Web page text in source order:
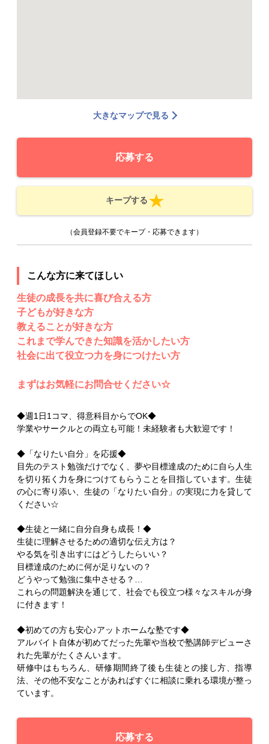
大きなマップで見る
応募する
キープする
（会員登録不要でキープ・応募できます）
こんな方に来てほしい
生徒の成長を共に喜び合える方
子どもが好きな方
教えることが好きな方
これまで学んできた知識を活かしたい方
社会に出て役立つ力を身につけたい方
まずはお気軽にお問合せください☆
◆週1日1コマ、得意科目からでOK◆
学業やサークルとの両立も可能！未経験者も大歓迎です！
◆「なりたい自分」を応援◆
目先のテスト勉強だけでなく、夢や目標達成のために自ら人生
を切り拓く力を身につけてもらうことを目指しています。生徒
の心に寄り添い、生徒の「なりたい自分」の実現に力を貸して
ください☆
◆生徒と一緒に自分自身も成長！◆
生徒に理解させるための適切な伝え方は？
やる気を引き出すにはどうしたらいい？
目標達成のために何が足りないの？
どうやって勉強に集中させる？…
これらの問題解決を通じて、社会でも役立つ様々なスキルが身
に付きます！
◆初めての方も安心♪アットホームな塾です◆
アルバイト自体が初めてだった先輩や当校で塾講師デビューさ
れた先輩がたくさんいます。
研修中はもちろん、研修期間終了後も生徒との接し方、指導
法、その他不安なことがあればすぐに相談に乗れる環境が整っ
ています。
応募する